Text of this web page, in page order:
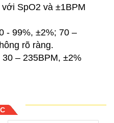
SpO2 và ±1BPM
- 99%, ±2%; 70 –
rõ ràng.
– 235BPM, ±2%